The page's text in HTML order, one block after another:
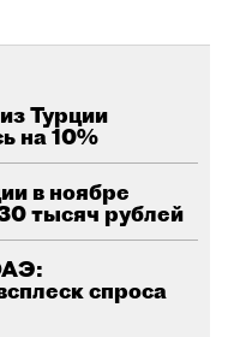
Турции
на 10%
в ноябре
тысяч рублей
спроса